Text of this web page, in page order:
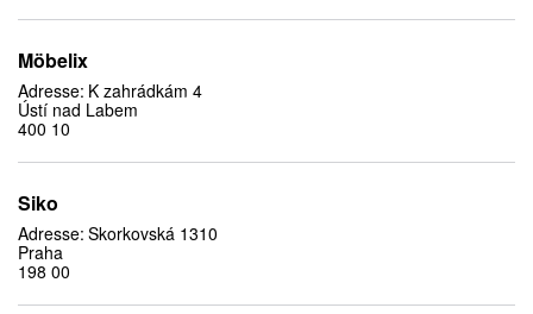
Möbelix
Adresse: K zahrádkám 4
Ústí nad Labem
400 10
Siko
Adresse: Skorkovská 1310
Praha
198 00